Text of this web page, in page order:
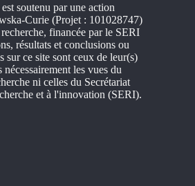
soutenu par une action
Curie (Projet : 101028747)
financée par le SERI
résultats et conclusions ou
sur ce site sont ceux de leur(s)
les vues du
ni celles du Secrétariat
et à l'innovation (SERI).